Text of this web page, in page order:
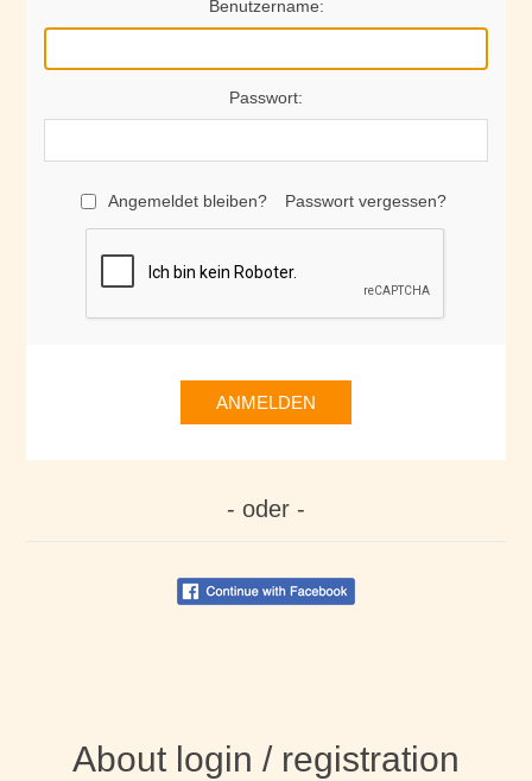
Benutzername:
Passwort:
Angemeldet bleiben? Passwort vergessen?
ANMELDEN
- oder -
About login / registration